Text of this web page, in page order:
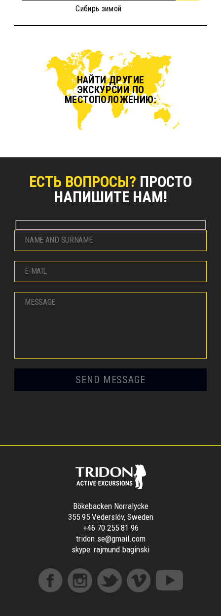
Сибирь зимой
НАЙТИ ДРУГИЕ
ЭКСКУРСИИ ПО
МЕСТОПОЛОЖЕНИЮ:
ЕСТЬ ВОПРОСЫ? ПРОСТО
НАПИШИТЕ НАМ!
Bökebacken Norralycke
355 95 Vederslöv, Sweden
+46 70 255 81 96
tridon.se@gmail.com
skype: rajmund.baginski